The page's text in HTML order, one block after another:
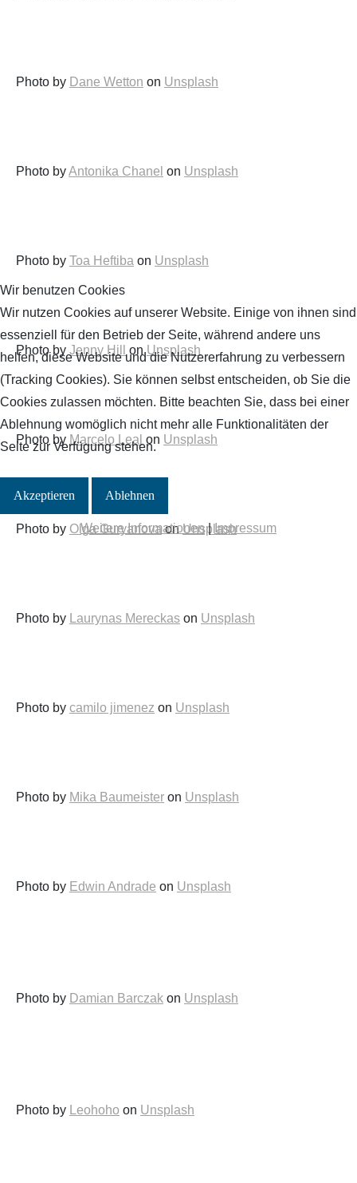
Photo by Dane Wetton on Unsplash
Photo byAntonika Chanel on Unsplash
Photo by Toa Heftiba on Unsplash
Photo by Jenny Hill onUnsplash
Photo by Marcelo Leal on Unsplash
Photo by Olga GuryanovaonUnsplash
Photo by Laurynas Mereckas on Unsplash
Photo by camilo jimenez on Unsplash
Photo by Mika Baumeister on Unsplash
Photo by Edwin Andrade on Unsplash
Photo by Damian Barczak on Unsplash
Photo by Leohoho on Unsplash
Wir benutzen Cookies
Wir nutzen Cookies auf unserer Website. Einige von ihnen sind
essenziell für den Betrieb der Seite, während andere uns
helfen, diese Website und die Nutzererfahrung zu verbessern
(Tracking Cookies). Sie können selbst entscheiden, ob Sie die
Cookies zulassen möchten. Bitte beachten Sie, dass bei einer
Ablehnung womöglich nicht mehr alle Funktionalitäten der
Seite zur Verfügung stehen.
Akzeptieren Ablehnen
Weitere Informationen|Impressum